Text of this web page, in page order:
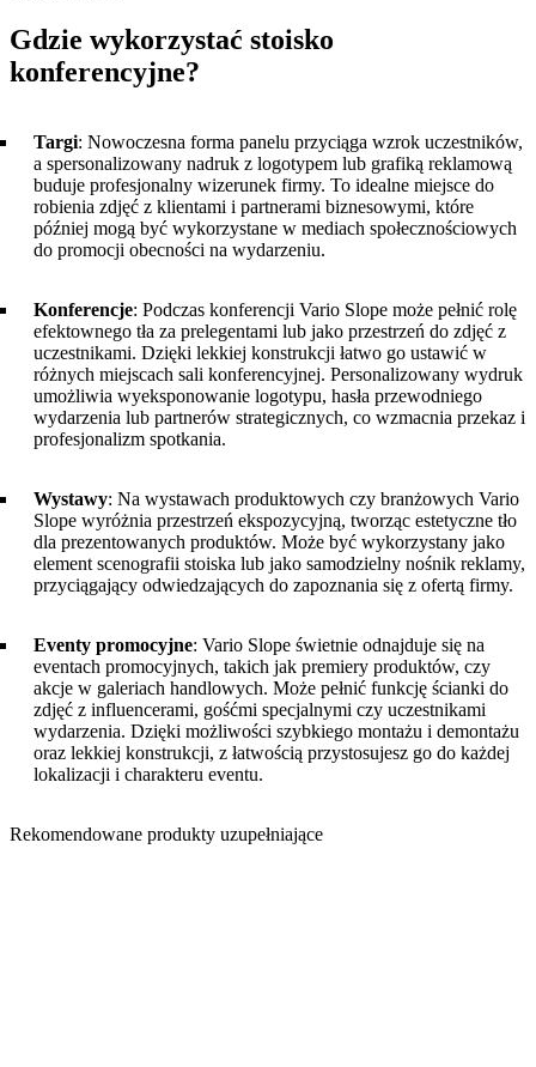
Gdzie wykorzystać stoisko
konferencyjne?
Targi: Nowoczesna forma panelu przyciąga wzrok uczestników,
a spersonalizowany nadruk z logotypem lub grafiką reklamową
buduje profesjonalny wizerunek firmy. To idealne miejsce do
robienia zdjęć z klientami i partnerami biznesowymi, które
później mogą być wykorzystane w mediach społecznościowych
do promocji obecności na wydarzeniu.
Konferencje: Podczas konferencji Vario Slope może pełnić rolę
efektownego tła za prelegentami lub jako przestrzeń do zdjęć z
uczestnikami. Dzięki lekkiej konstrukcji łatwo go ustawić w
różnych miejscach sali konferencyjnej. Personalizowany wydruk
umożliwia wyeksponowanie logotypu, hasła przewodniego
wydarzenia lub partnerów strategicznych, co wzmacnia przekaz i
profesjonalizm spotkania.
Wystawy: Na wystawach produktowych czy branżowych Vario
Slope wyróżnia przestrzeń ekspozycyjną, tworząc estetyczne tło
dla prezentowanych produktów. Może być wykorzystany jako
element scenografii stoiska lub jako samodzielny nośnik reklamy,
przyciągający odwiedzających do zapoznania się z ofertą firmy.
Eventy promocyjne: Vario Slope świetnie odnajduje się na
eventach promocyjnych, takich jak premiery produktów, czy
akcje w galeriach handlowych. Może pełnić funkcję ścianki do
zdjęć z influencerami, gośćmi specjalnymi czy uczestnikami
wydarzenia. Dzięki możliwości szybkiego montażu i demontażu
oraz lekkiej konstrukcji, z łatwością przystosujesz go do każdej
lokalizacji i charakteru eventu.
Rekomendowane produkty uzupełniające